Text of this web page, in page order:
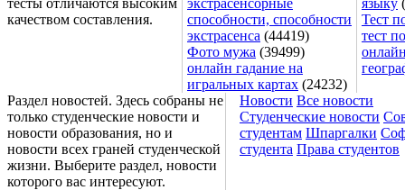
тесты отличаются высоким
качеством составления.
экстрасенсорные
способности, способности
экстрасенса (44419)
Фото мужа (39499)
онлайн гадание на
игральных картах (24232)
языку
Тест
тест
Раздел новостей. Здесь собраны не
только студенческие новости и
новости образования, но и
новости всех граней студенческой
жизни. Выберите раздел, новости
которого вас интересуют.
Новости Все новости
Студенческие новости
студентам Шпаргалки
студента Права студентов